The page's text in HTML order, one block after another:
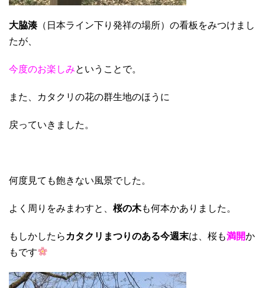
大脇湊（日本ライン下り発祥の場所）の看板をみつけまし
たが、
今度のお楽しみということで。
また、カタクリの花の群生地のほうに
戻っていきました。
何度見ても飽きない風景でした。
よく周りをみまわすと、 桜の木も何本かありました。
もしかしたら カタクリまつりのある今週末は、桜も満開か
もです